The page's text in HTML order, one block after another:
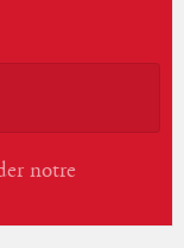
notre